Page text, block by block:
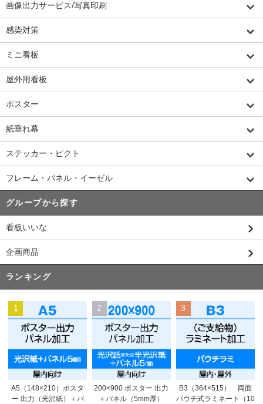
画像出力サービス/写真印刷
感染対策
ミニ看板
屋外用看板
ポスター
紙垂れ幕
ステッカー・ピクト
フレーム・パネル・イーゼル
グループから探す
看板いいな
企画商品
ランキング
1
A5（148×210）ポスタ
ー 出力（光沢紙）＋パ
2
200×900 ポスター 出力
＋パネル（5mm厚）
3
B3（364×515） 両面
パウチ式ラミネート（10